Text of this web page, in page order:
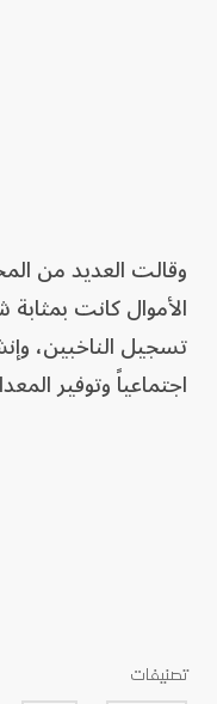
وقالت العديد من
الأموال كانت
تسجيل الناخبين،
اجتماعياً وتوفير
تصنيفات